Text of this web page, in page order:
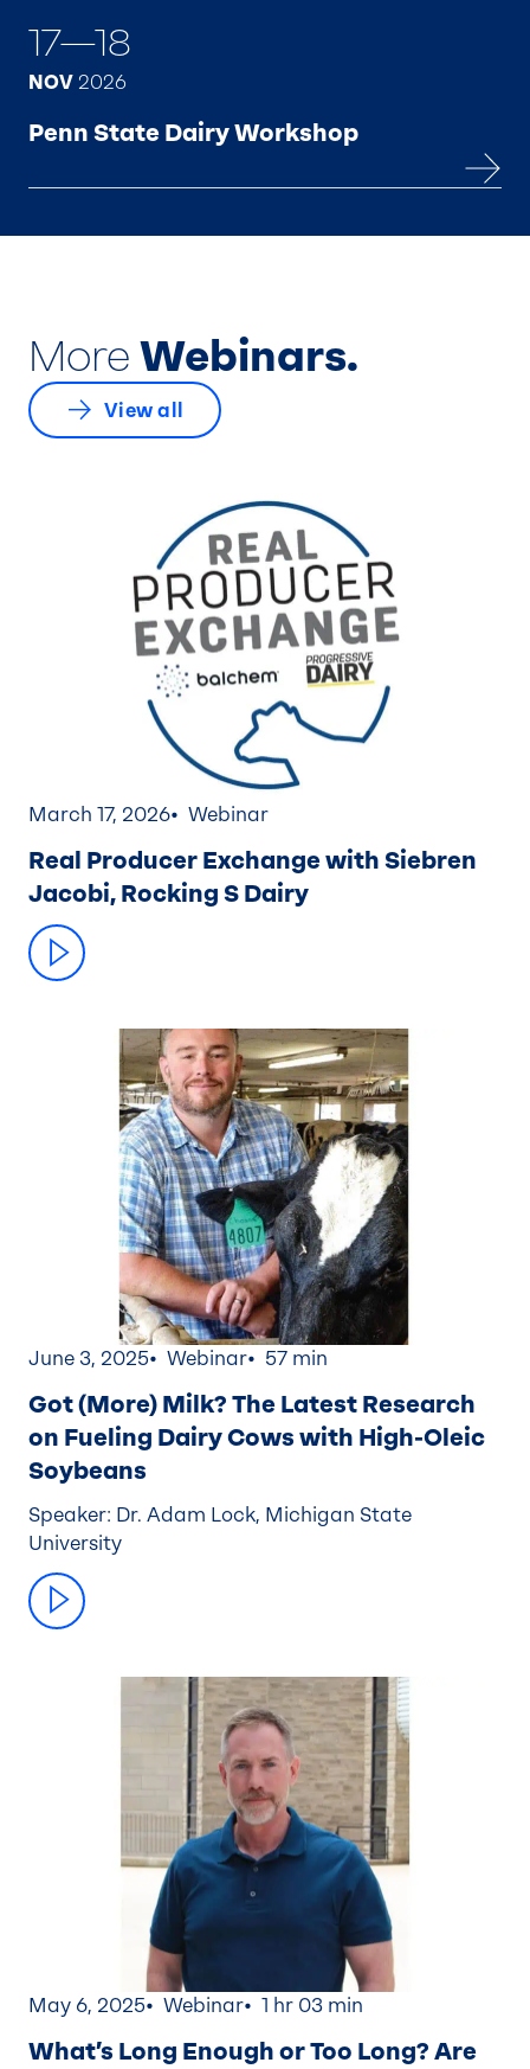
17—18
NOV 2026
Penn State Dairy Workshop
More Webinars.
View all
March 17, 2026 Webinar
Real Producer Exchange with Siebren
Jacobi, Rocking S Dairy
June 3, 2025 Webinar 57 min
Got (More) Milk? The Latest Research
on Fueling Dairy Cows with High-Oleic
Soybeans
Speaker: Dr. Adam Lock, Michigan State
University
May 6, 2025 Webinar 1 hr 03 min
What’s Long Enough or Too Long? Are